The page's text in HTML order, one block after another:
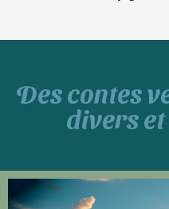
Des contes
divers